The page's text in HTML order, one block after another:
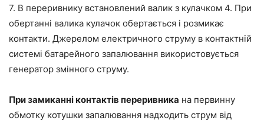
7. В переривнику встановлений валик з кулачком 4. При
обертанні валика кулачок обертається і розмикає
контакти. Джерелом електричного струму в контактній
системі батарейного запалювання використовується
генератор змінного струму.
При замиканні контактів переривника на первинну
обмотку котушки запалювання надходить струм від